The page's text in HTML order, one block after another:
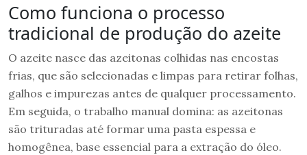
Como funciona o processo
tradicional de produção do azeite
O azeite nasce das azeitonas colhidas nas encostas
frias, que são selecionadas e limpas para retirar folhas,
galhos e impurezas antes de qualquer processamento.
Em seguida, o trabalho manual domina: as azeitonas
são trituradas até formar uma pasta espessa e
homogênea, base essencial para a extração do óleo.